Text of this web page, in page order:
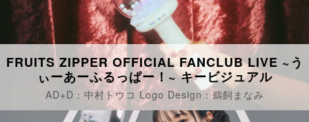
FRUITS ZIPPER OFFICIAL FANCLUB LIVE ~う
ぃーあーふるっぱー！~ キービジュアル
AD+D：中村トウコ Logo Design：鵜飼まなみ